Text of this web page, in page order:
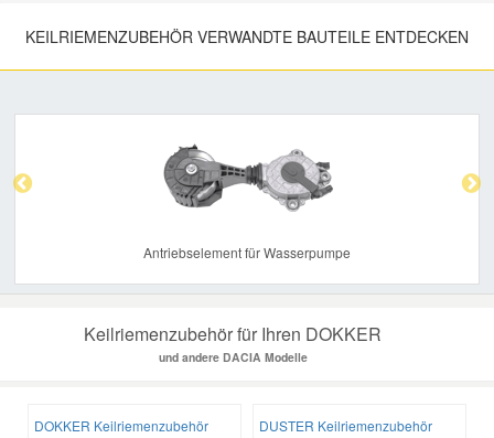
KEILRIEMENZUBEHÖR VERWANDTE BAUTEILE ENTDECKEN
Antriebselement für Wasserpumpe
Keilriemenzubehör für Ihren DOKKER
und andere DACIA Modelle
DOKKER Keilriemenzubehör DUSTER Keilriemenzubehör